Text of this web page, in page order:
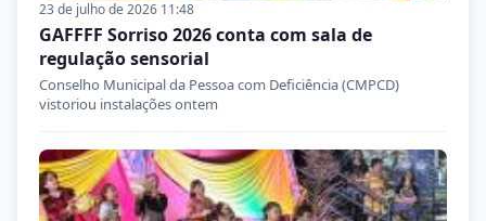
23 de julho de 2026 11:48
GAFFFF Sorriso 2026 conta com sala de
regulação sensorial
Conselho Municipal da Pessoa com Deficiência (CMPCD)
vistoriou instalações ontem